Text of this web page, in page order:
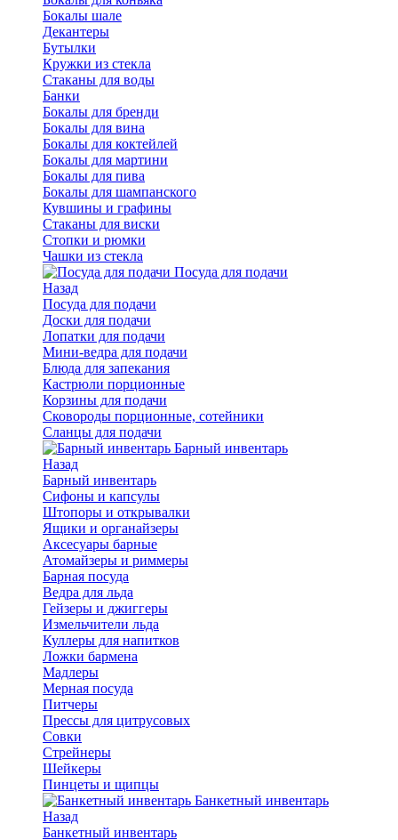
Бокалы шале
Декантеры
Бутылки
Кружки из стекла
Стаканы для воды
Банки
Бокалы для бренди
Бокалы для вина
Бокалы для коктейлей
Бокалы для мартини
Бокалы для пива
Бокалы для шампанского
Кувшины и графины
Стаканы для виски
Стопки и рюмки
Чашки из стекла
Посуда для подачи
Назад
Посуда для подачи
Доски для подачи
Лопатки для подачи
Мини-ведра для подачи
Блюда для запекания
Кастрюли порционные
Корзины для подачи
Сковороды порционные, сотейники
Сланцы для подачи
Барный инвентарь
Назад
Барный инвентарь
Сифоны и капсулы
Штопоры и открывалки
Ящики и органайзеры
Аксесуары барные
Атомайзеры и риммеры
Барная посуда
Ведра для льда
Гейзеры и джиггеры
Измельчители льда
Куллеры для напитков
Ложки бармена
Мадлеры
Мерная посуда
Питчеры
Прессы для цитрусовых
Совки
Стрейнеры
Шейкеры
Пинцеты и щипцы
Банкетный инвентарь
Назад
Банкетный инвентарь